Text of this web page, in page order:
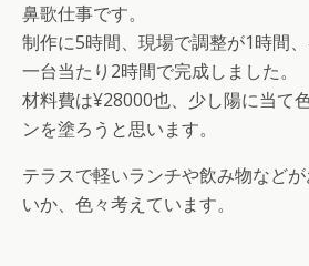
鼻歌仕事です。
制作に5時間、現場で調整が1時間、
一台当たり2時間で完成しました。
材料費は¥28000也、少し陽に当て
ンを塗ろうと思います。
テラスで軽いランチや飲み物など
いか、色々考えています。